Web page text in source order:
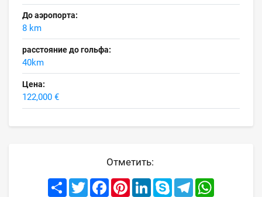
До аэропорта:
8 km
расстояние до гольфа:
40km
Цена:
122,000 €
Отметить:
Share TwitterFacebookPinterestLinkedInSkype Telegram